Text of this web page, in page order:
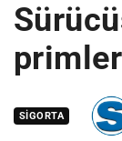
SIGORTA